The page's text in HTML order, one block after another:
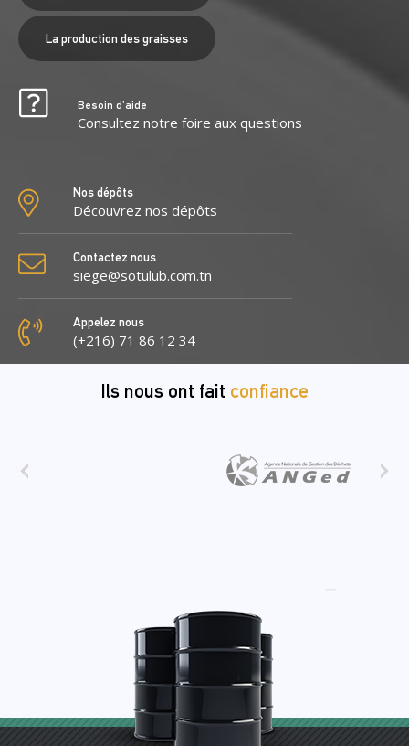
La production des graisses
Besoin d’aide
Consultez notre foire aux questions
Nos dépôts
Découvrez nos dépôts
Contactez nous
siege@sotulub.com.tn
Appelez nous
(+216) 71 86 12 34
Ils nous ont fait confiance
‹ ›